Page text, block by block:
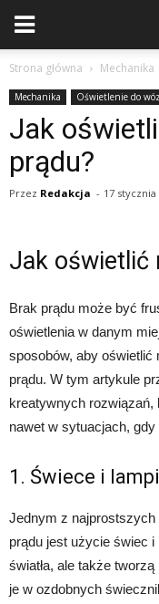
Strona główna Mechanika
Mechanika Oświetlenie do
Jak
prądu?
Przez Redakcja - 17 stycznia
Jak oświetlić
Brak prądu może być
oświetlenia w danym
sposobów, aby
prądu. W tym artykule
kreatywnych rozwiązań,
nawet w sytuacjach,
1. Świece i
Jednym z najprostszych
prądu jest użycie świec i
światła, ale także
je w ozdobnych